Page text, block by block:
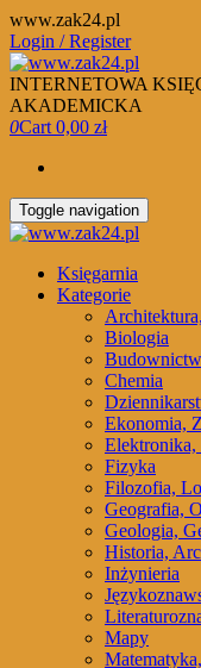
Skip
to
the
content
www.zak24.pl
Login / Register
INTERNETOWA
AKADEMICKA
0Cart 0,00 zł
Toggle navigation
Księgarnia
Kategorie
Biologia
Chemia
Ekonomia,
Elektronika,
Fizyka
Filozofia,
Geografia,
Geologia,
Historia,
Inżynieria
Mapy